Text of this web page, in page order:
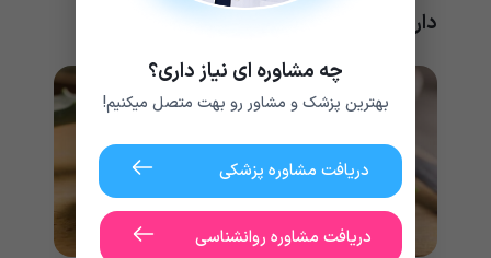
داروهای گیاهی را امتحان کنید.
چه مشاوره ای نیاز داری؟
بهترین پزشک و مشاور رو بهت متصل میکنیم!
دریافت مشاوره پزشکی
دریافت مشاوره روانشناسی